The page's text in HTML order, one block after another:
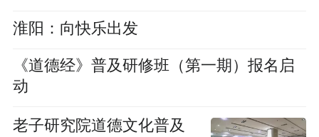
淮阳：向快乐出发
《道德经》普及研修班（第一期）报名启
动
老子研究院道德文化普及